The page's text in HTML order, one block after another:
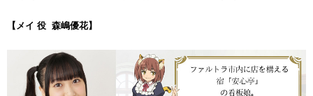
【メイ 役 森嶋優花】